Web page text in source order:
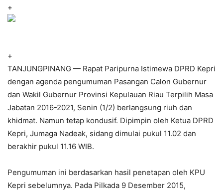
+
+
TANJUNGPINANG — Rapat Paripurna Istimewa DPRD Kepri
dengan agenda pengumuman Pasangan Calon Gubernur
dan Wakil Gubernur Provinsi Kepulauan Riau Terpilih Masa
Jabatan 2016-2021, Senin (1/2) berlangsung riuh dan
khidmat. Namun tetap kondusif. Dipimpin oleh Ketua DPRD
Kepri, Jumaga Nadeak, sidang dimulai pukul 11.02 dan
berakhir pukul 11.16 WIB.
Pengumuman ini berdasarkan hasil penetapan oleh KPU
Kepri sebelumnya. Pada Pilkada 9 Desember 2015,